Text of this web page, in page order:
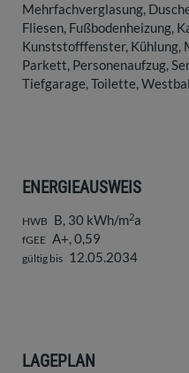
Mehrfachverglasung
Fliesen Fußbodenheizung
Kunststofffenster Kühlung
Parkett Personenaufzug
Tiefgarage Toilette
ENERGIEAUSWEIS
HWB B, 30 kWh/m2a
fGEE A+, 0,59
gültig bis 12.05.2034
LAGEPLAN